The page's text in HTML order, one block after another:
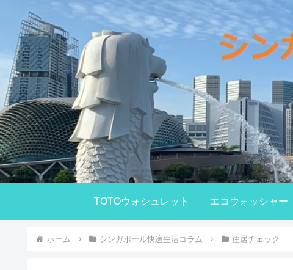
TOTOウォシュレット エコウォッシャー
ホーム シンガポール快適生活コラム 住居チェック